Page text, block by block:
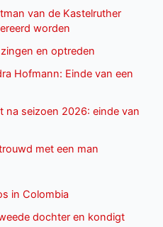
van de Kastelruther
worden
en optreden
Hofmann: Einde van een
na seizoen 2026: einde van
met een man
in Colombia
dochter en kondigt